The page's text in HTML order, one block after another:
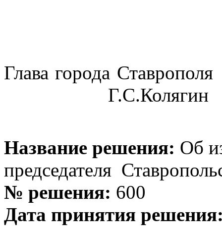
Глава города Ставрополя
Г.С.Колягин
Название решения: Об
председателя
№ решения: 600
Дата принятия